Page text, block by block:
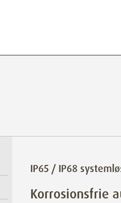
IP65 / IP68
Korrosionsfrie